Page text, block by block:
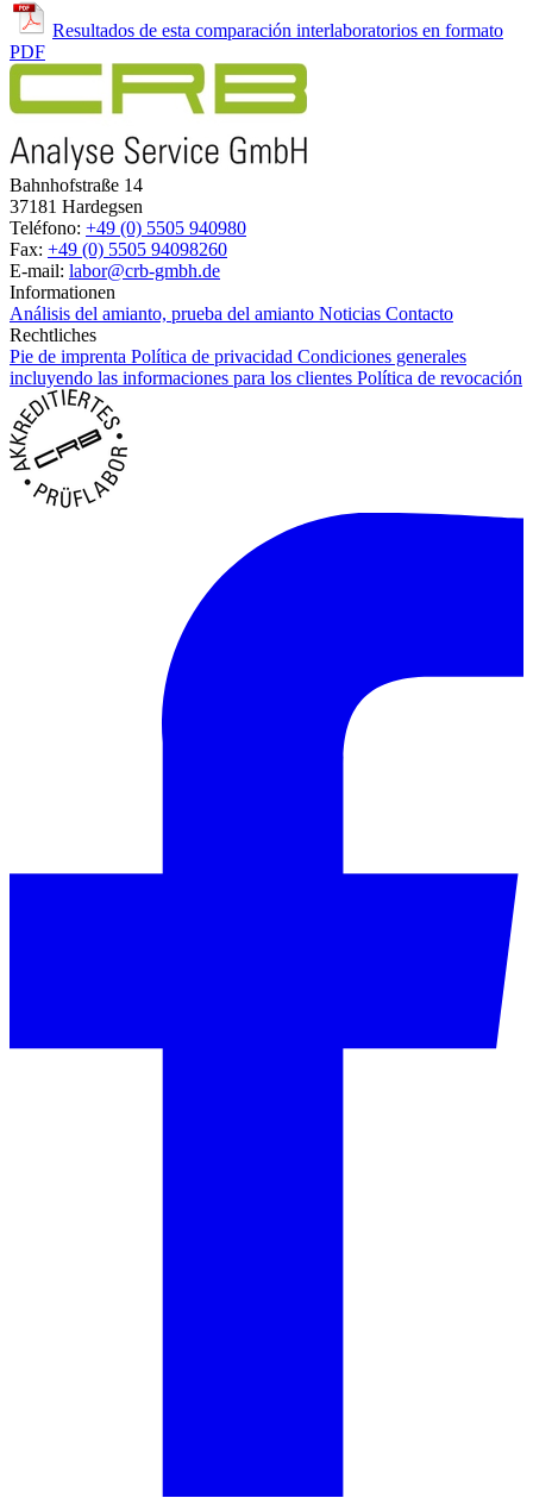
Resultados de esta comparación interlaboratorios en formato
PDF
Bahnhofstraße 14
37181 Hardegsen
Teléfono: +49 (0) 5505 940980
Fax: +49 (0) 5505 94098260
E-mail: labor@crb-gmbh.de
Informationen
Análisis del amianto, prueba del amianto Noticias Contacto
Rechtliches
Pie de imprenta Política de privacidad Condiciones generales
incluyendo las informaciones para los clientes Política de revocación